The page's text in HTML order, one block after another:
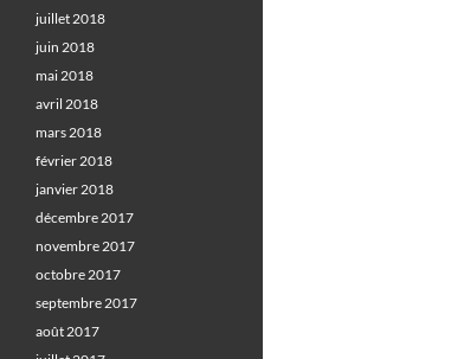
juillet 2018
juin 2018
mai 2018
avril 2018
mars 2018
février 2018
janvier 2018
décembre 2017
novembre 2017
octobre 2017
septembre 2017
août 2017